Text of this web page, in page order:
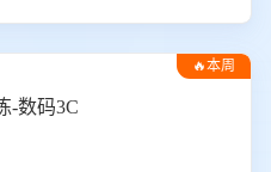
🔥本周
-数码3C